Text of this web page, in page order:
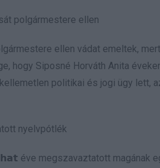
polgármestere ellen
ellen vádat emeltek,
hogy Siposné Horváth Anita
politikai és jogi ügy lett,
nyelvpótlék
éve megszavaztatott magának